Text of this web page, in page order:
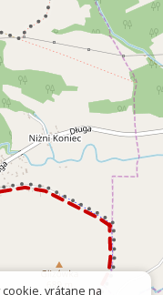
vrátane na